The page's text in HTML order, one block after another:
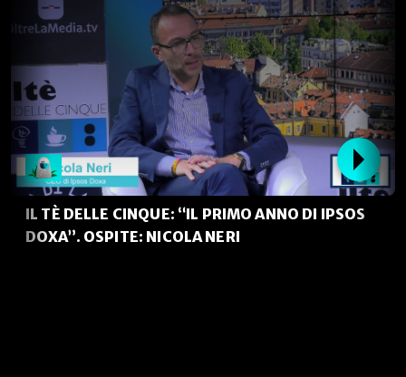
IL TÈ DELLE CINQUE: “IL PRIMO ANNO DI IPSOS
DOXA”. OSPITE: NICOLA NERI